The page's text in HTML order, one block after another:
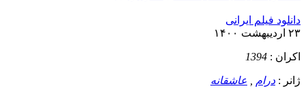
دانلود فیلم ایرانی
۲۳ اردیبهشت ۱۴۰۰
اکران : 1394
ژانر : درام عاشقانه